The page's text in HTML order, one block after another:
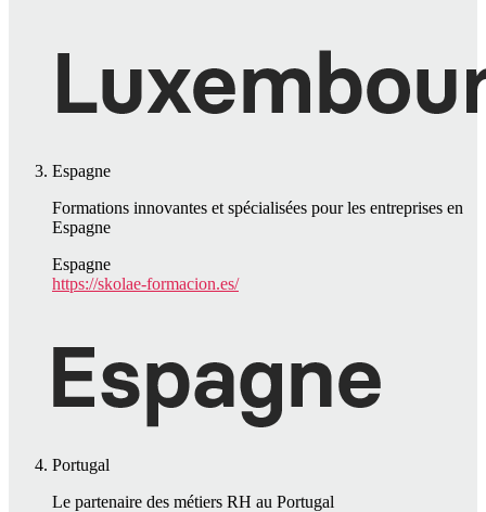
Espagne
Formations innovantes et spécialisées pour les entreprises en
Espagne
Espagne
https://skolae-formacion.es/
Portugal
Le partenaire des métiers RH au Portugal